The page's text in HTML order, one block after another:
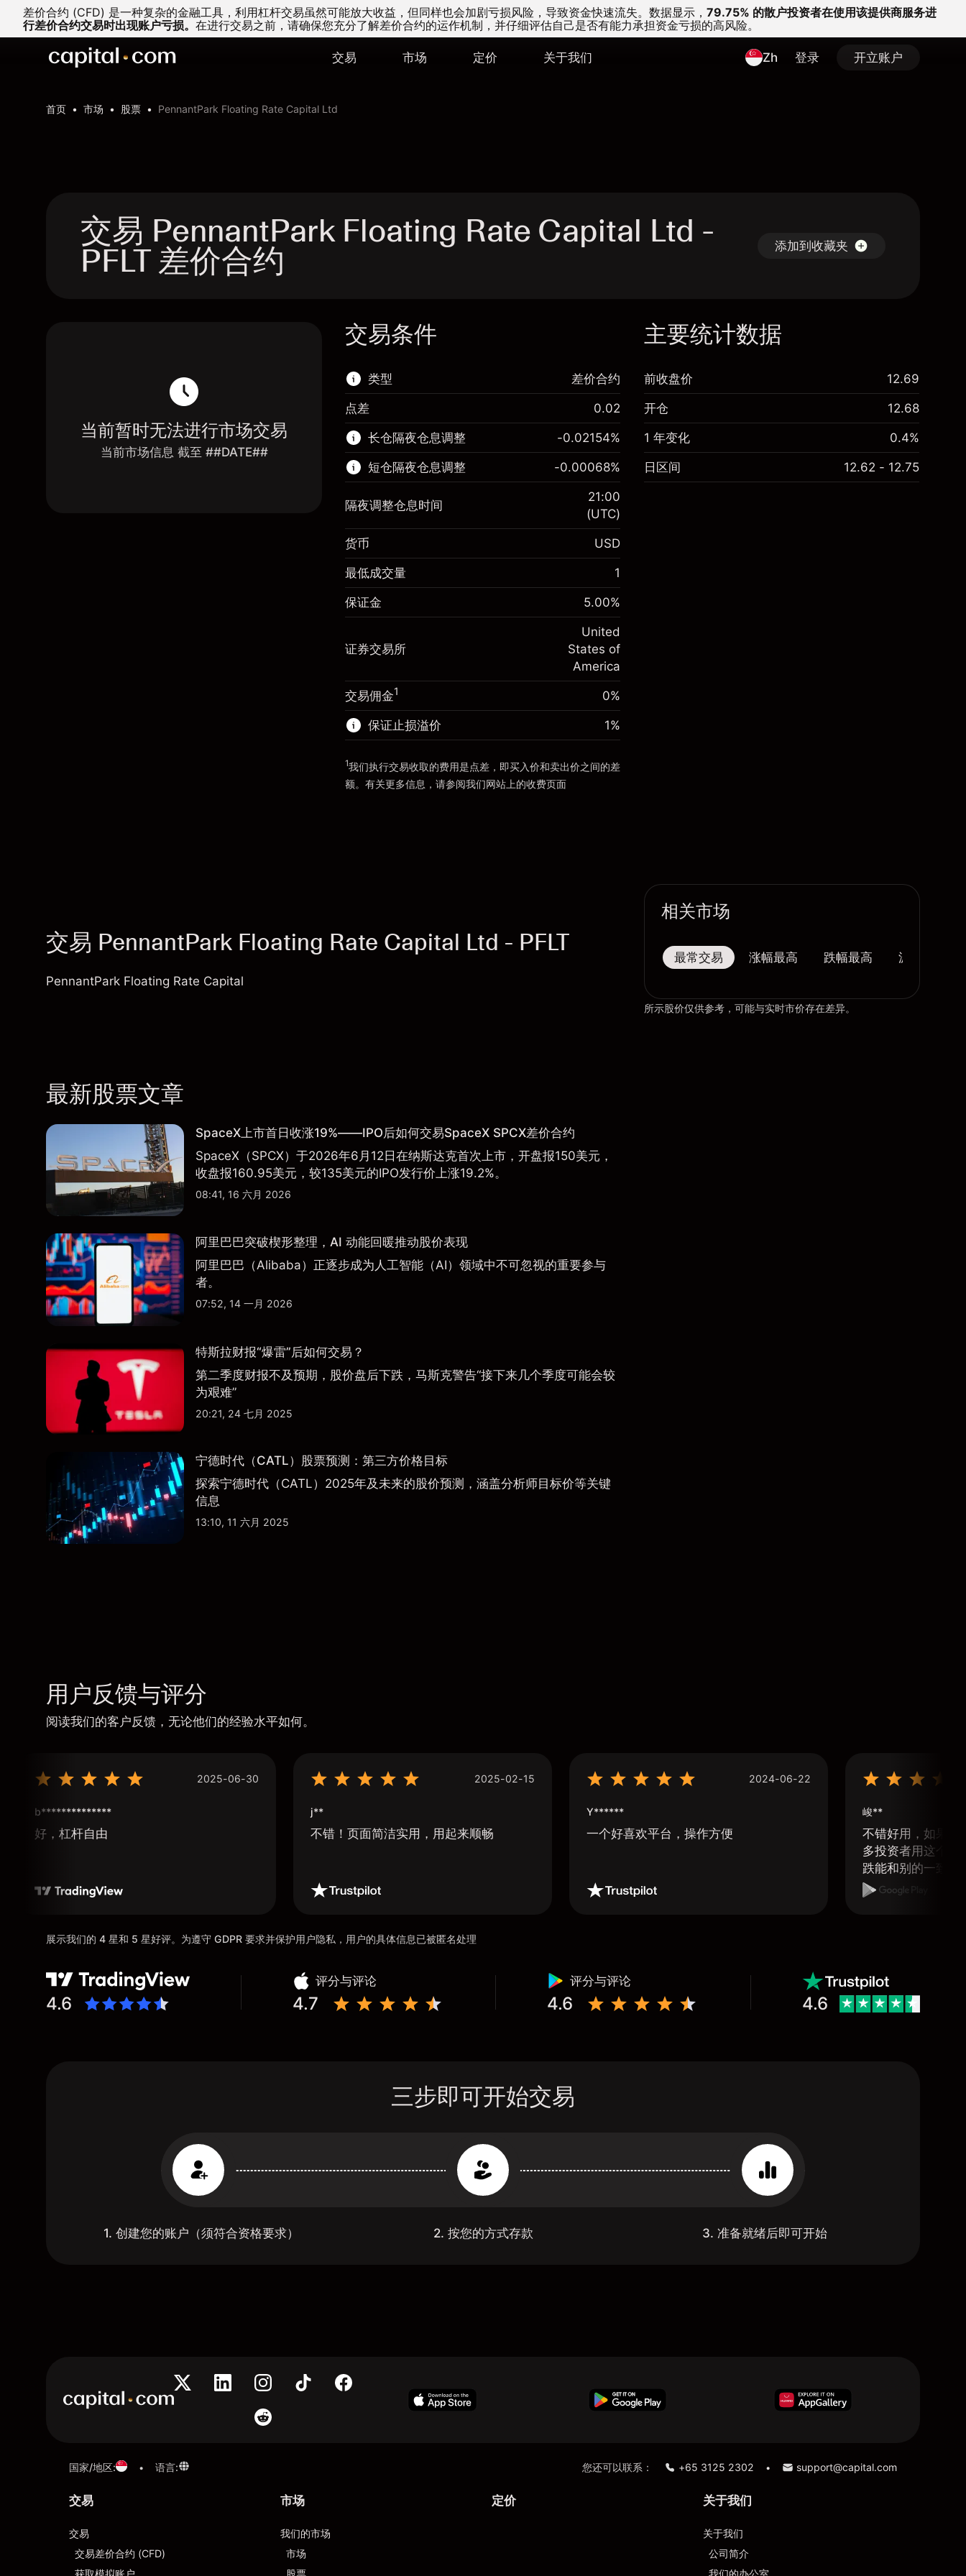
差价合约 (CFD) 是一种复杂的金融工具，利用杠杆交易虽然可能放大收益，但同样也会加剧亏损风险，导致资金快速流失。 数据显示， 79.75% 的散户投资者在使用该提供商服务进
行差价合约交易时出现账户亏损。 在进行交易之前，请确保您充分了解差价合约的运作机制，并仔细评估自己是否有能力承担资金亏损的高风险。
交易 市场 定价 关于我们 Zh 登录 开立账户
首页 市场 股票 PennantPark Floating Rate Capital Ltd
交易 PennantPark Floating Rate Capital Ltd -
PFLT 差价合约 添加到收藏夹
当前暂时无法进行市场交易
当前市场信息 截至 ##DATE##
交易条件
类型
该金融市场可进行差价合约交易。
了解更多:
差价合约
差价合约
点差 0.02
长仓隔夜仓息调整
$1,000.00
隔夜仓息
来自头寸全值的费用
-0.02154
(-$4.31)
来自杠杆的资金 - 美元（大约值）
$19,000.00
前往平台
-0.02154%
短仓隔夜仓息调整
保证金。您的投资 $1,000.00
来自头寸全值的费用
-0.000682
(-$0.14)
使用杠杆的交易规模（大约值）
$20,000.00
$19,000.00
前往平台
-0.00068%
隔夜调整仓息时间
21:00
(UTC)
货币 USD
最低成交量 1
保证金 5.00%
证券交易所
United
States of
America
交易佣金1 0%
保证止损溢价
“服务费用”
1%
1我们执行交易收取的费用是点差，即买入价和卖出价之间的差
额。有关更多信息，请参阅我们网站上的收费页面
主要统计数据
前收盘价 12.69
开仓 12.68
1 年变化 0.4%
日区间 12.62 - 12.75
交易 PennantPark Floating Rate Capital Ltd - PFLT
PennantPark Floating Rate Capital
最新股票文章
SpaceX上市首日收涨19%——IPO后如何交易SpaceX SPCX差价合约
SpaceX（SPCX）于2026年6月12日在纳斯达克首次上市，开盘报150美元，
收盘报160.95美元，较135美元的IPO发行价上涨19.2%。
08:41, 16 六月 2026
阿里巴巴突破楔形整理，AI 动能回暖推动股价表现
阿里巴巴（Alibaba）正逐步成为人工智能（AI）领域中不可忽视的重要参与
者。
07:52, 14 一月 2026
特斯拉财报“爆雷”后如何交易？
第二季度财报不及预期，股价盘后下跌，马斯克警告“接下来几个季度可能会较
为艰难”
20:21, 24 七月 2025
宁德时代（CATL）股票预测：第三方价格目标
探索宁德时代（CATL）2025年及未来的股价预测，涵盖分析师目标价等关键
信息
13:10, 11 六月 2025
相关市场
最常交易 涨幅最高 跌幅最高 波幅最大
所示股价仅供参考，可能与实时市价存在差异。
用户反馈与评分
阅读我们的客户反馈，无论他们的经验水平如何。
2025-06-30
b**************
好，杠杆自由
2025-02-15
j**
不错！页面简洁实用，用起来顺畅
2024-06-22
Y******
一个好喜欢平台，操作方便
峻**
不错好用，如果可
多投资者用这个软
跌能和别的一致那
展示我们的 4 星和 5 星好评。为遵守 GDPR 要求并保护用户隐私，用户的具体信息已被匿名处理
4.6
评分与评论
4.7
评分与评论
4.6 4.6
三步即可开始交易
1. 创建您的账户（须符合资格要求） 2. 按您的方式存款 3. 准备就绪后即可开始
国家/地区: • 语言: 您还可以联系： +65 3125 2302 • support@capital.com
交易
交易
交易差价合约 (CFD)
市场
我们的市场
市场
定价 关于我们
关于我们
公司简介